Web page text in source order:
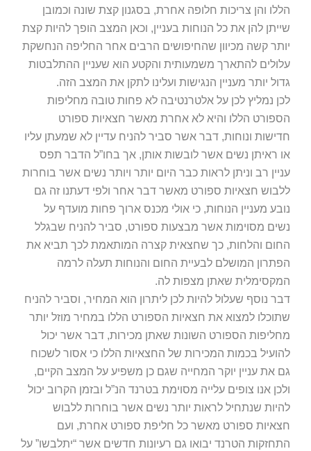
הללו והן צריכות חלופה אחרת, בסגנון קצת שונה וכמובן
שייתן להן את כל הנוחות בעניין, וכאן המצב הופך להיות קצת
יותר קשה מכיוון שהחיפושים הרבים אחר החליפה הנחשקת
עלולים להתארך משמעותית והקטע הוא שעניין ההתלבטות
גדול יותר מעניין הנגישות ועלינו לתקן את המצב הזה.
לכן נמליץ לכן על אלטרנטיבה לא פחות טובה מחליפות
הספורט הללו והיא לא אחרת מאשר חצאיות ספורט
חדישות ונוחות, דבר אשר סביר להניח עדיין לא שמעתן עליו
או ראיתן נשים אשר לובשות אותן, אך בחו”ל הדבר תפס
עניין רב וניתן לראות כבר היום יותר ויותר נשים אשר בוחרות
ללבוש חצאיות ספורט מאשר דבר אחר ולפי דעתנו זה גם
נובע מעניין הנוחות, כי אולי מכנס ארוך פחות מועדף על
נשים מסוימות אשר מבצעות ספורט, סביר להניח שבגלל
החום והלחות, כך שחצאית קצרה המותאמת לכך תביא את
הפתרון המושלם לבעיית החום והנוחות תעלה לרמה
המקסימלית שאתן מצפות לה.
דבר נוסף שעלול להיות לכן ליתרון הוא המחיר, וסביר להניח
שתוכלו למצוא את חצאיות הספורט הללו במחיר מוזל יותר
מחליפות הספורט השונות שאתן מכירות, דבר אשר יכול
להועיל בכמות המכירות של החצאיות הללו כי אסור לשכוח
גם את עניין יוקר המחייה שגם כן משפיע על המצב הקיים,
ולכן אנו צופים עלייה מסוימת בטרנד הנ”ל ובזמן הקרוב יכול
להיות שנתחיל לראות יותר נשים אשר בוחרות ללבוש
חצאיות ספורט מאשר כל חליפת ספורט אחרת, ועם
התחזקות הטרנד יבואו גם רעיונות חדשים אשר “יתלבשו” על